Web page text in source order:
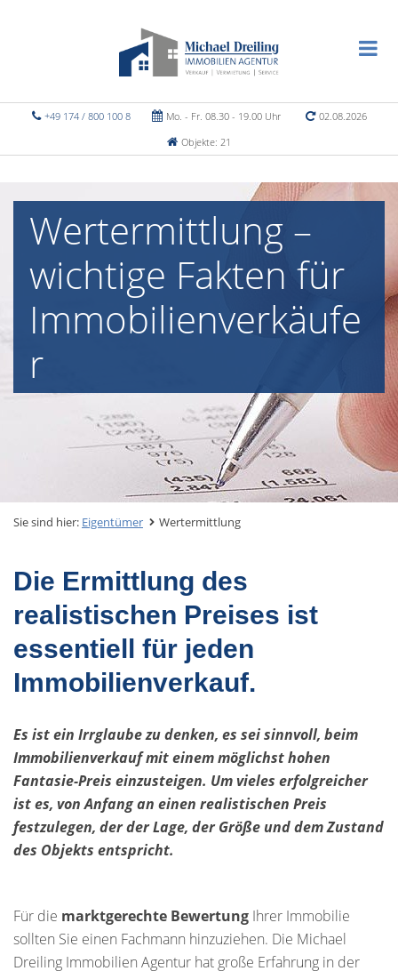
+49 174 / 800 100 8 Mo. - Fr. 08.30 - 19.00 Uhr
02.08.2026
Objekte: 21
Wertermittlung –
wichtige Fakten für
Immobilienverkäufe
r
Sie sind hier: Eigentümer Wertermittlung
Die Ermittlung des
realistischen Preises ist
essentiell für jeden
Immobilienverkauf.
Es ist ein Irrglaube zu denken, es sei sinnvoll, beim
Immobilienverkauf mit einem möglichst hohen
Fantasie-Preis einzusteigen. Um vieles erfolgreicher
ist es, von Anfang an einen realistischen Preis
festzulegen, der der Lage, der Größe und dem Zustand
des Objekts entspricht.
Für die marktgerechte Bewertung Ihrer Immobilie
sollten Sie einen Fachmann hinzuziehen. Die Michael
Dreiling Immobilien Agentur hat große Erfahrung in der